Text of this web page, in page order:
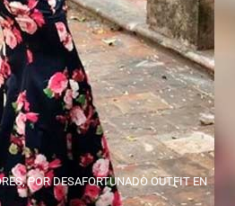
POR DESAFORTUNADO OUTFIT EN